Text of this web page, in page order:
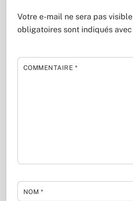
Votre e-mail ne sera pas visible
obligatoires sont indiqués avec
COMMENTAIRE *
NOM *